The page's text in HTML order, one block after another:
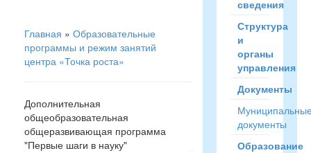
Главная » Образовательные
программы и режим занятий
центра «Точка роста»
Дополнительная
общеобразовательная
общеразвивающая программа
"Первые шаги в науку"
сведения
Структура
и
органы
управления
Документы
документы
Образование